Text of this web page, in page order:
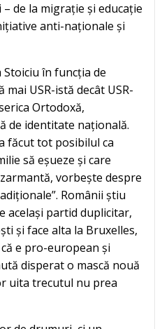
de la migrație și educație
anti-naționale și
în funcția de
USR-istă decât USR-
Ortodoxă,
de identitate națională.
făcut tot posibilul ca
să eșueze și care
vorbește despre
Românii știu
același partid duplicitar,
și face alta la Bruxelles,
e pro-european și
disperat o mască nouă
uita trecutul nu prea